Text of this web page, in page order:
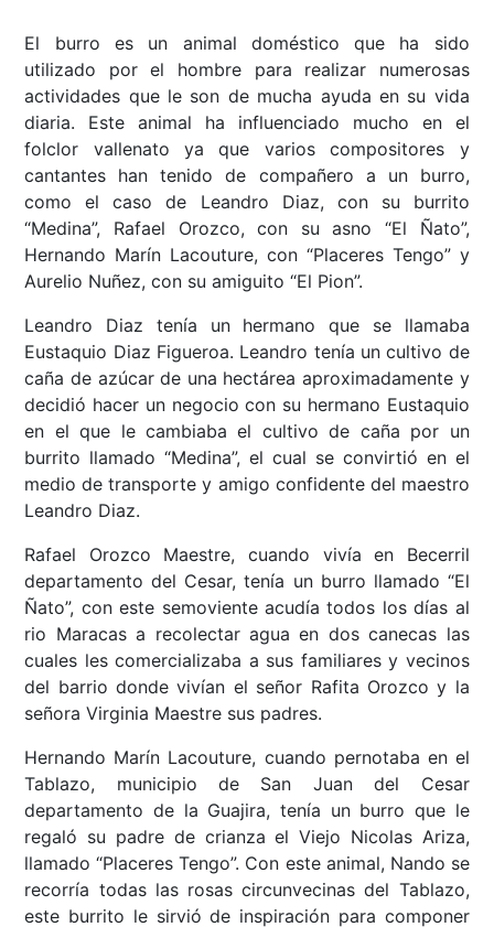
El burro es un animal doméstico que ha sido
utilizado por el hombre para realizar numerosas
actividades que le son de mucha ayuda en su vida
diaria. Este animal ha influenciado mucho en el
folclor vallenato ya que varios compositores y
cantantes han tenido de compañero a un burro,
como el caso de Leandro Diaz, con su burrito
“Medina”, Rafael Orozco, con su asno “El Ñato”,
Hernando Marín Lacouture, con “Placeres Tengo” y
Aurelio Nuñez, con su amiguito “El Pion”.
Leandro Diaz tenía un hermano que se llamaba
Eustaquio Diaz Figueroa. Leandro tenía un cultivo de
caña de azúcar de una hectárea aproximadamente y
decidió hacer un negocio con su hermano Eustaquio
en el que le cambiaba el cultivo de caña por un
burrito llamado “Medina”, el cual se convirtió en el
medio de transporte y amigo confidente del maestro
Leandro Diaz.
Rafael Orozco Maestre, cuando vivía en Becerril
departamento del Cesar, tenía un burro llamado “El
Ñato”, con este semoviente acudía todos los días al
rio Maracas a recolectar agua en dos canecas las
cuales les comercializaba a sus familiares y vecinos
del barrio donde vivían el señor Rafita Orozco y la
señora Virginia Maestre sus padres.
Hernando Marín Lacouture, cuando pernotaba en el
Tablazo, municipio de San Juan del Cesar
departamento de la Guajira, tenía un burro que le
regaló su padre de crianza el Viejo Nicolas Ariza,
llamado“Placeres Tengo”. Con este animal, Nando se
recorría todas las rosas circunvecinas del Tablazo,
este burrito le sirvió de inspiración para componer